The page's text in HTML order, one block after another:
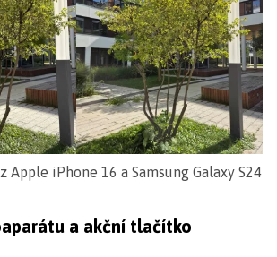
Apple iPhone 16 a Samsung Galaxy S24
a akční tlačítko